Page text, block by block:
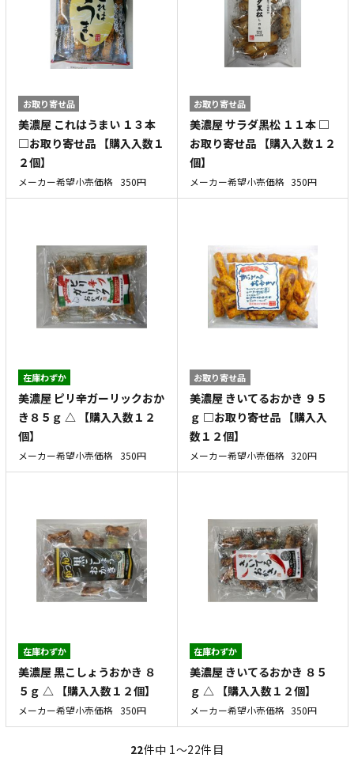
お取り寄せ品
美濃屋 これはうまい １３本
□お取り寄せ品 【購入入数１
２個】
メーカー希望小売価格 350円
お取り寄せ品
美濃屋 サラダ黒松 １１本 □
お取り寄せ品 【購入入数１２
個】
メーカー希望小売価格 350円
在庫わずか
美濃屋 ピリ辛ガーリックおか
き８５ｇ △ 【購入入数１２
個】
メーカー希望小売価格 350円
お取り寄せ品
美濃屋 きいてるおかき ９５
ｇ □お取り寄せ品 【購入入
数１２個】
メーカー希望小売価格 320円
在庫わずか
美濃屋 黒こしょうおかき ８
５ｇ △ 【購入入数１２個】
メーカー希望小売価格 350円
在庫わずか
美濃屋 きいてるおかき ８５
ｇ △ 【購入入数１２個】
メーカー希望小売価格 350円
22件中 1〜22件目